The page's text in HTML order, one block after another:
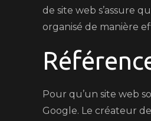
de site web s’assure
organisé de manière
Pour qu’un site web
Google. Le créateur